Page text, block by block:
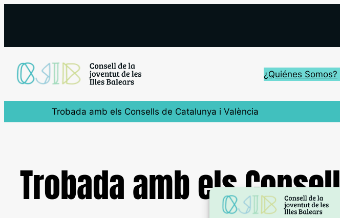
¿Quiénes Somos?
Trobada amb els Consells de Catalunya i València
Trobada amb els